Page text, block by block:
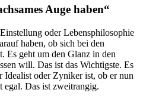
Auge haben“
oder Lebensphilosophie
haben, ob sich bei den
Es geht um den Glanz in den
will. Das ist das Wichtigste. Es
Idealist oder Zyniker ist, ob er nun
egal. Das ist zweitrangig.